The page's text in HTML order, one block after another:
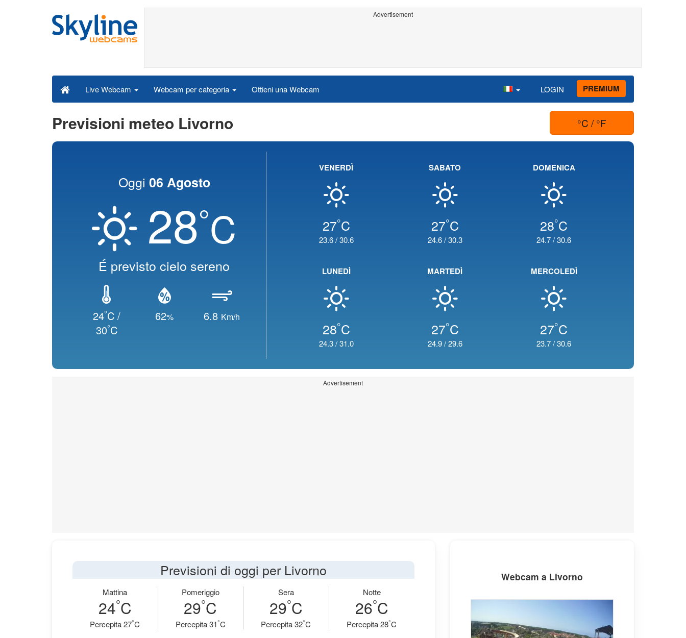
Advertisement
Live Webcam Webcam per categoria Ottieni una Webcam LOGIN PREMIUM
Previsioni meteo Livorno °C / °F
Oggi 06 Agosto
28°C
É previsto cielo sereno
24°C /
30°C
62% 6.8 Km/h
VENERDÌ
27°C
23.6/30.6
SABATO
27°C
24.6/30.3
DOMENICA
28°C
24.7/30.6
LUNEDÌ
28°C
24.3/31.0
MARTEDÌ
27°C
24.9/29.6
MERCOLEDÌ
27°C
23.7/30.6
Advertisement
Previsioni di oggi per Livorno
Mattina
24°C
Percepita 27°C
Pomeriggio
29°C
Percepita 31°C
Sera
29°C
Percepita 32°C
Notte
26°C
Percepita 28°C
Webcam a Livorno